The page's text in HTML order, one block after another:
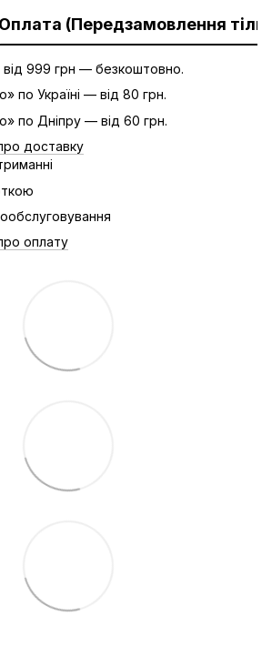
Оплата (Передзамовлення
від 999 грн — безкоштовно.
по Україні — від 80 грн.
по Дніпру — від 60 грн.
доставку
оплату